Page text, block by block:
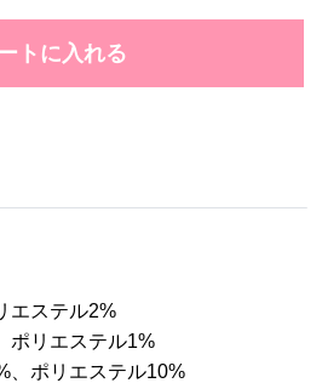
トに入れる
エステル2%
ポリエステル1%
、ポリエステル10%